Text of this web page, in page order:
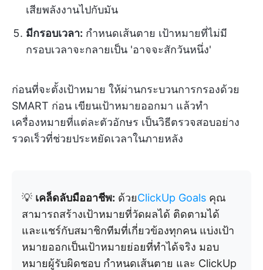
เสียพลังงานไปกับมัน
มีกรอบเวลา: กำหนดเส้นตาย เป้าหมายที่ไม่มี
กรอบเวลาจะกลายเป็น 'อาจจะสักวันหนึ่ง'
ก่อนที่จะตั้งเป้าหมาย ให้ผ่านกระบวนการกรองด้วย
SMART ก่อน เขียนเป้าหมายออกมา แล้วทำ
เครื่องหมายที่แต่ละตัวอักษร เป็นวิธีตรวจสอบอย่าง
รวดเร็วที่ช่วยประหยัดเวลาในภายหลัง
💡 เคล็ดลับมืออาชีพ: ด้วยClickUp Goals คุณ
สามารถสร้างเป้าหมายที่วัดผลได้ ติดตามได้
และแชร์กับสมาชิกทีมที่เกี่ยวข้องทุกคน แบ่งเป้า
หมายออกเป็นเป้าหมายย่อยที่ทำได้จริง มอบ
หมายผู้รับผิดชอบ กำหนดเส้นตาย และ ClickUp